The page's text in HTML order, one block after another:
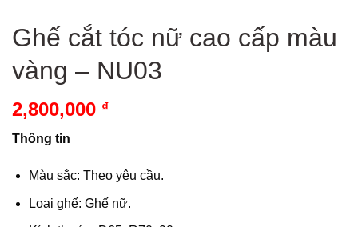
Ghế cắt tóc nữ cao cấp màu
vàng – NU03
2,800,000 ₫
Thông tin
Màu sắc: Theo yêu cầu.
Loại ghế: Ghế nữ.